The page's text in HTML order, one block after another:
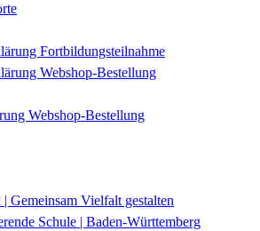
Fortbildungsteilnahme
Webshop-Bestellung
Webshop-Bestellung
Gemeinsam Vielfalt gestalten
Schule | Baden-Württemberg